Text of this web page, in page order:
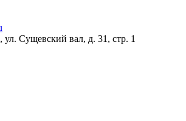
ул. Сущевский вал, д. 31, стр. 1